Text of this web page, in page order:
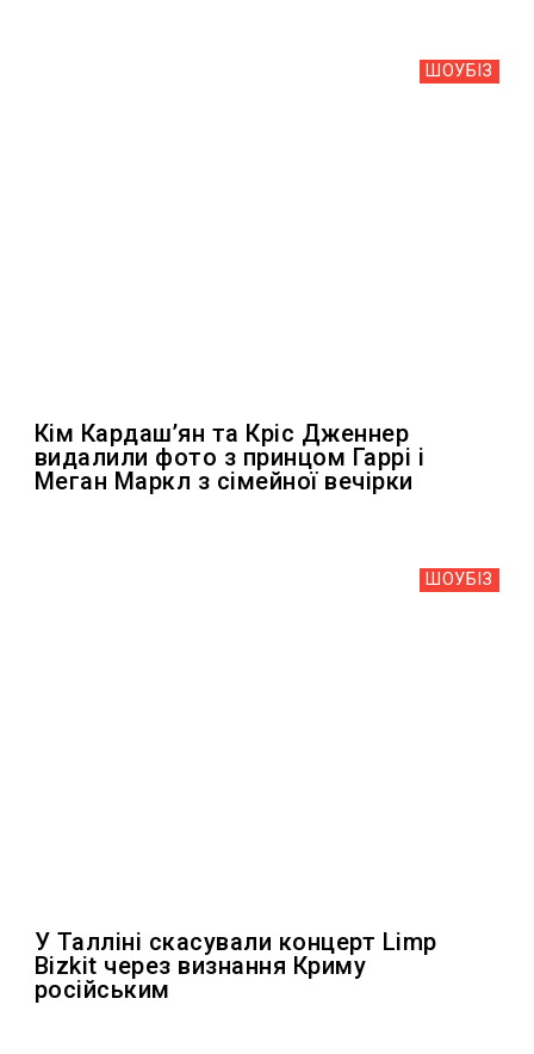
ШОУБIЗ
Кім Кардашʼян та Кріс Дженнер
видалили фото з принцом Гаррі і
Меган Маркл з сімейної вечірки
ШОУБIЗ
У Талліні скасували концерт Limp
Bizkit через визнання Криму
російським